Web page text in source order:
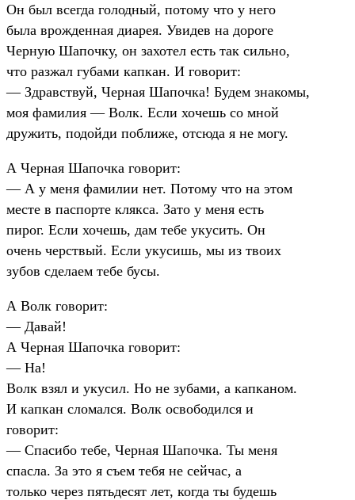
Он был всегда голодный, потому что у него
была врожденная диарея. Увидев на дороге
Черную Шапочку, он захотел есть так сильно,
что разжал губами капкан. И говорит:
— Здравствуй, Черная Шапочка! Будем знакомы,
моя фамилия — Волк. Если хочешь со мной
дружить, подойди поближе, отсюда я не могу.
А Черная Шапочка говорит:
— А у меня фамилии нет. Потому что на этом
месте в паспорте клякса. Зато у меня есть
пирог. Если хочешь, дам тебе укусить. Он
очень черствый. Если укусишь, мы из твоих
зубов сделаем тебе бусы.
А Волк говорит:
— Давай!
А Черная Шапочка говорит:
— На!
Волк взял и укусил. Но не зубами, а капканом.
И капкан сломался. Волк освободился и
говорит:
— Спасибо тебе, Черная Шапочка. Ты меня
спасла. За это я съем тебя не сейчас, а
только через пятьдесят лет, когда ты будешь